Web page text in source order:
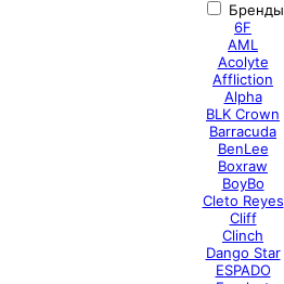
Бренды
6F
AML
Acolyte
Affliction
Alpha
BLK Crown
Barracuda
BenLee
Boxraw
BoyBo
Cleto Reyes
Cliff
Clinch
Dango Star
ESPADO